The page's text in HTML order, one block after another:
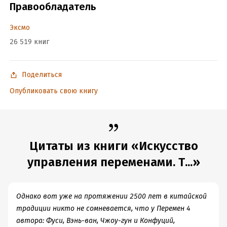
Подробная информация
Объем:
Год издания:
ISBN (EAN):9785699964116
Правообладатель
Эксмо
26 519 книг
Поделиться
Опубликовать свою книгу
Цитаты из книги «Искусство
управления переменами. Т...»
Однако вот уже на протяжении 2500 лет в китайской
традиции никто не сомневается, что у Перемен 4
автора: Фуси, Вэнь-ван, Чжоу-гун и Конфуций,